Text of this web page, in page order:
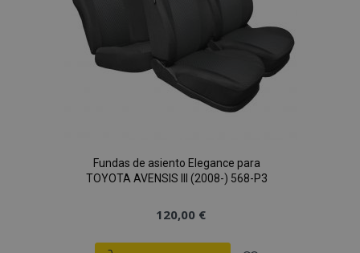
Fundas de asiento Elegance para
TOYOTA AVENSIS III (2008-) 568-P3
120,00 €